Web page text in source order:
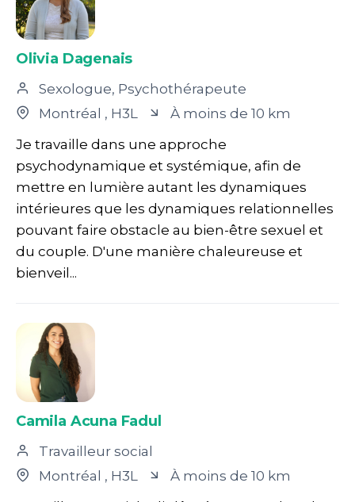
Olivia Dagenais
Sexologue, Psychothérapeute
Montréal , H3L
À moins de 10 km
Je travaille dans une approche
psychodynamique et systémique, afin de
mettre en lumière autant les dynamiques
intérieures que les dynamiques relationnelles
pouvant faire obstacle au bien-être sexuel et
du couple. D'une manière chaleureuse et
bienveil...
Camila Acuna Fadul
Travailleur social
Montréal , H3L
À moins de 10 km